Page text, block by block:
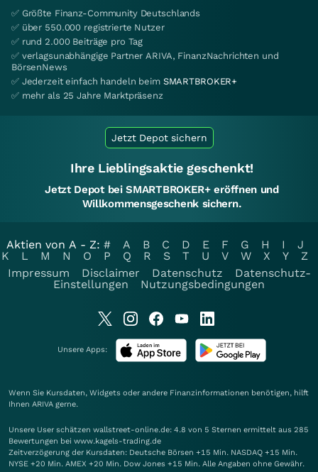
✅ Größte Finanz-Community Deutschlands
✅ über 550.000 registrierte Nutzer
✅ rund 2.000 Beiträge pro Tag
✅ verlagsunabhängige Partner ARIVA, FinanzNachrichten und
BörsenNews
✅ Jederzeit einfach handeln beim SMARTBROKER+
✅ mehr als 25 Jahre Marktpräsenz
Jetzt Depot sichern
Ihre Lieblingsaktie geschenkt!
Jetzt Depot bei SMARTBROKER+ eröffnen und
Willkommensgeschenk sichern.
Aktien von A - Z: # A B C D E F G H I
J
K
L M N O P Q R S T U V W X Y
Z
Impressum
Disclaimer Datenschutz
Datenschutz-
Einstellungen
Nutzungsbedingungen
Unsere Apps:
Wenn Sie Kursdaten, Widgets oder andere Finanzinformationen benötigen, hilft
Ihnen ARIVA gerne.
Unsere User schätzen wallstreet-online.de: 4.8 von 5 Sternen ermittelt aus 285
Bewertungen bei www.kagels-trading.de
Zeitverzögerung der Kursdaten: Deutsche Börsen +15 Min. NASDAQ +15 Min.
NYSE +20 Min. AMEX +20 Min. Dow Jones +15 Min. Alle Angaben ohne Gewähr.